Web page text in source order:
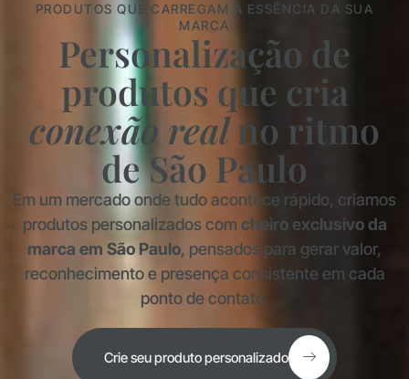
PRODUTOS QUE CARREGAM A ESSÊNCIA DA SUA
MARCA
Personalização de
produtos que cria
conexão realno ritmo
de São Paulo
Em um mercado onde tudo acontece rápido, criamos
produtos personalizados com cheiro exclusivo da
marca em São Paulo, pensados para gerar valor,
reconhecimento e presença consistente em cada
ponto de contato.
Crie seu produto personalizado